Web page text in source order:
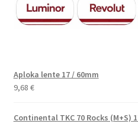
Aploka lente 17 / 60mm
9,68 €
Continental TKC 70 Rocks (M+S)